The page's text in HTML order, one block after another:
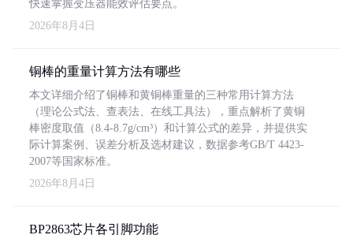
快速掌握变压器能效评估要点。
2026年8月4日
铜棒的重量计算方法有哪些
本文详细介绍了铜棒和黄铜棒重量的三种常用计算方法
（理论公式法、查表法、在线工具法），重点解析了黄铜
棒密度取值（8.4-8.7g/cm³）和计算公式的差异，并提供实
际计算案例、误差分析及选材建议，数据参考GB/T 4423-
2007等国家标准。
2026年8月4日
BP2863芯片各引脚功能